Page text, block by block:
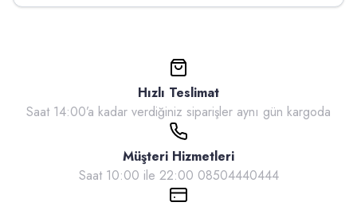
Hızlı Teslimat
Saat 14:00’a kadar verdiğiniz siparişler aynı gün kargoda
Müşteri Hizmetleri
Saat 10:00 ile 22:00 08504440444